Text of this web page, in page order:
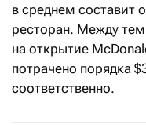
в среднем составит
ресторан. Между
на открытие
потрачено порядка
соответственно.